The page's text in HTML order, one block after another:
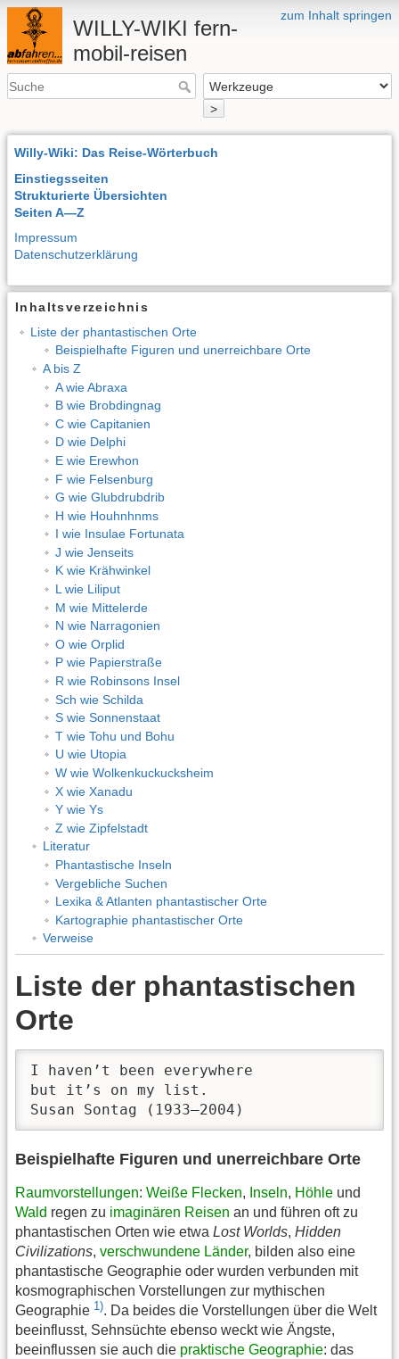
zum Inhalt springen
WILLY-WIKI fern-
mobil-reisen
>
Willy-Wiki: Das Reise-Wörterbuch
Einstiegsseiten
Strukturierte Übersichten
Seiten A—Z
Impressum
Datenschutzerklärung
Inhaltsverzeichnis
Liste der phantastischen Orte
Beispielhafte Figuren und unerreichbare Orte
A bis Z
A wie Abraxa
B wie Brobdingnag
C wie Capitanien
D wie Delphi
E wie Erewhon
F wie Felsenburg
G wie Glubdrubdrib
H wie Houhnhnms
I wie Insulae Fortunata
J wie Jenseits
K wie Krähwinkel
L wie Liliput
M wie Mittelerde
N wie Narragonien
O wie Orplid
P wie Papierstraße
R wie Robinsons Insel
Sch wie Schilda
S wie Sonnenstaat
T wie Tohu und Bohu
U wie Utopia
W wie Wolkenkuckucksheim
X wie Xanadu
Y wie Ys
Z wie Zipfelstadt
Literatur
Phantastische Inseln
Vergebliche Suchen
Lexika & Atlanten phantastischer Orte
Kartographie phantastischer Orte
Verweise
Liste der phantastischen
Orte
I haven’t been everywhere
but it’s on my list.
Susan Sontag (1933–2004)
Beispielhafte Figuren und unerreichbare Orte
Raumvorstellungen: Weiße Flecken, Inseln, Höhle und
Wald regen zu imaginären Reisen an und führen oft zu
phantastischen Orten wie etwa Lost Worlds, Hidden
Civilizations, verschwundene Länder, bilden also eine
phantastische Geographie oder wurden verbunden mit
kosmographischen Vorstellungen zur mythischen
Geographie 1). Da beides die Vorstellungen über die Welt
beeinflusst, Sehnsüchte ebenso weckt wie Ängste,
beeinflussen sie auch die praktische Geographie: das